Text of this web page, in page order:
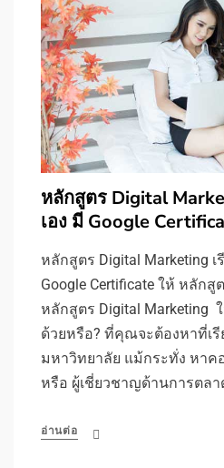
หลักสูตร Digital
เอง มี Google
หลักสูตร Digital Marketing เ
Google Certificate ให้ หลักสู
หลักสูตร Digital Marketing
ด้วยหรือ? ที่คุณจะต้องหาที่เรี
มหาวิทยาลัย แม้กระทั่ง หาค
หรือ ผู้เชี่ยวชาญด้านการตลา
อ่านต่อ